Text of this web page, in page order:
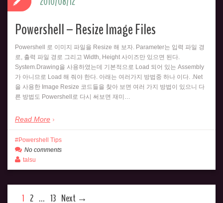
Powershell – Resize Image Files
Powershell 로 이미지 파일을 Resize 해 보자. Parameter는 입력 파일 경
로, 출력 파일 경로 그리고 Width, Height 사이즈만 있으면 된다.
System.Drawing을 사용하였는데 기본적으로 Load 되어 있는 Assembly
가 아니므로 Load 해 줘야 한다. 아래는 여러가지 방법중 하나 이다. .Net
을 사용한 Image Resize 코드들을 찾아 보면 여러 가지 방법이 있으니 다
른 방법도 Powershell로 다시 써보면 재미…
Read More
Powershell Tips
No comments
talsu
1 2 … 13 Next →